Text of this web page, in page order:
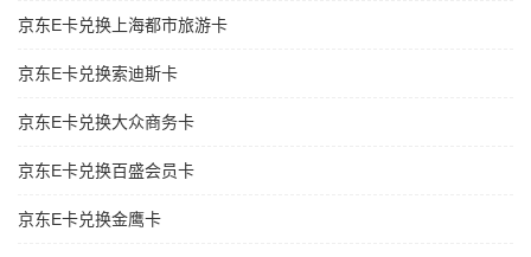
京东E卡兑换上海都市旅游卡
京东E卡兑换索迪斯卡
京东E卡兑换大众商务卡
京东E卡兑换百盛会员卡
京东E卡兑换金鹰卡